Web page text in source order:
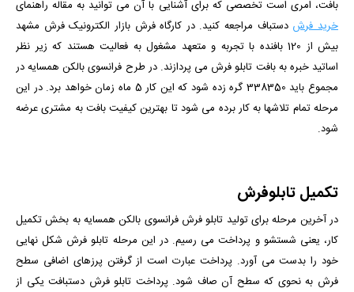
بافت، امری است تخصصی که برای آشنایی با آن می توانید به مقاله راهنمای
خرید فرش دستباف مراجعه کنید. در کارگاه فرش بازار الکترونیک فرش مشهد
بیش از 120 بافنده با تجربه و متعهد مشغول به فعالیت هستند که زیر نظر
اساتید خبره به بافت تابلو فرش می پردازند. در طرح فرانسوی بالکن همسایهدر
مجموع باید 338350 گره زده شود که این کار 5 ماه زمان خواهد برد. در این
مرحله تمام تلاشها به کار برده می شود تا بهترین کیفیت بافت به مشتری عرضه
شود.
تکمیل تابلوفرش
در آخرین مرحله برای تولید تابلو فرشفرانسوی بالکن همسایهبه بخش تکمیل
کار، یعنی شستشو و پرداخت می رسیم. در این مرحله تابلو فرش شکل نهایی
خود را بدست می آورد. پرداخت عبارت است از گرفتن پرزهای اضافی سطح
فرش به نحوی که سطح آن صاف شود. پرداخت تابلو فرش دستبافت یکی از